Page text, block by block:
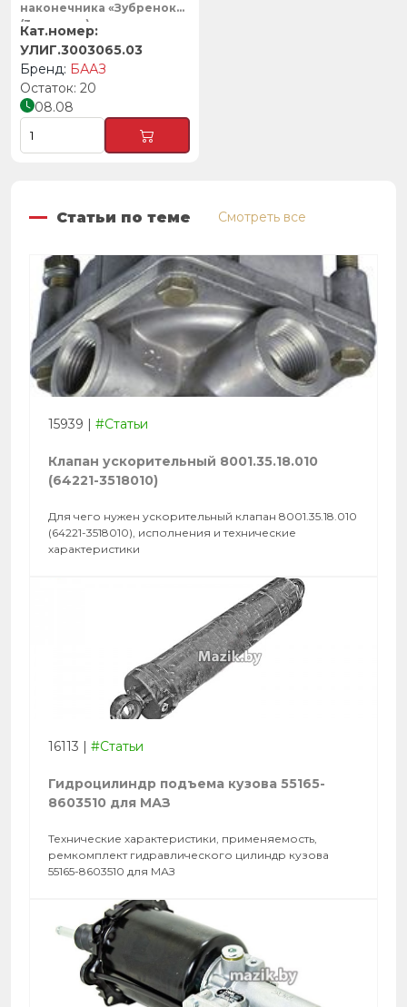
наконечника «Зубренок»
(3 наимен.) палец с
сухарями, БААЗ
УЛИГ.3003065.03
БААЗ
20
08.08
Статьи по теме Смотреть все
15939 | #Статьи
Клапан ускорительный 8001.35.18.010
(64221-3518010)
Для чего нужен ускорительный клапан 8001.35.18.010
(64221-3518010), исполнения и технические
характеристики
16113 | #Статьи
Гидроцилиндр подъема кузова 55165-
8603510 для МАЗ
Технические характеристики, применяемость,
ремкомплект гидравлического цилиндр кузова
55165-8603510 для МАЗ